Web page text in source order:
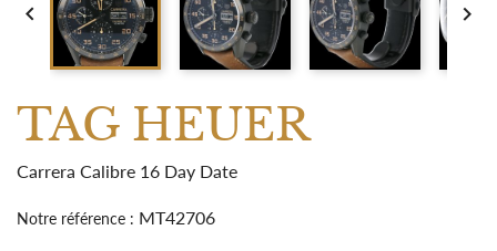
 
TAG HEUER
Carrera Calibre 16 Day Date
Notre référence : MT42706